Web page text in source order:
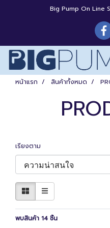
Big Pump On Line
หน้าแรก สินค้าทั้งหมด
เรียงตาม
พบสินค้า 14 ชิ้น